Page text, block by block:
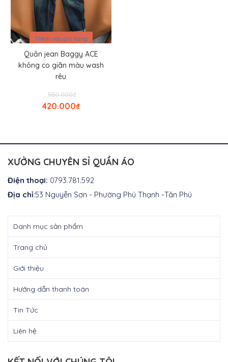
Thêm vào giỏ hàng
Quần jean Baggy ACE
không co giãn màu wash
rêu
₫
550.000 Giá
gốc
là:
₫
420.000
₫420.000.
XƯỞNG CHUYÊN SỈ QUẦN ÁO
Điện thoại: 0793.781.592
Địa chỉ:53 Nguyễn Sơn - Phường Phú Thạnh -Tân Phú
Danh mục sản phẩm
Trang chủ
Giới thiệu
Hướng dẫn thanh toán
Tin Tức
Liên hệ